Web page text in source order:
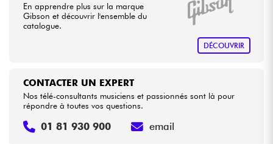
En apprendre plus sur la marque
Gibson et découvrir l'ensemble du
catalogue.
DÉCOUVRIR
CONTACTER UN EXPERT
Nos télé-consultants musiciens et passionnés sont là pour
répondre à toutes vos questions.
01 81 930 900 email